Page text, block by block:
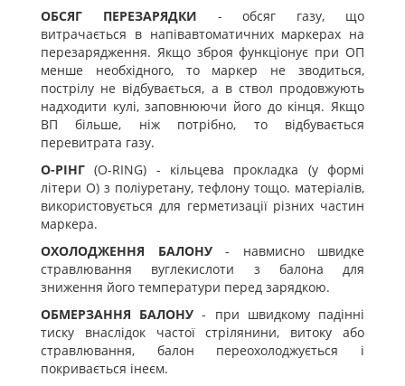
ОБСЯГ ПЕРЕЗАРЯДКИ - обсяг газу, що
витрачається в напівавтоматичних маркерах на
перезарядження. Якщо зброя функціонує при ОП
менше необхідного, то маркер не зводиться,
пострілу не відбувається, а в ствол продовжують
надходити кулі, заповнюючи його до кінця. Якщо
ВП більше, ніж потрібно, то відбувається
перевитрата газу.
О-РІНГ (O-RING) - кільцева прокладка (у формі
літери O) з поліуретану, тефлону тощо. матеріалів,
використовується для герметизації різних частин
маркера.
ОХОЛОДЖЕННЯ БАЛОНУ- навмисно швидке
стравлювання вуглекислоти з балона для
зниження його температури перед зарядкою.
ОБМЕРЗАННЯ БАЛОНУ - при швидкому падінні
тиску внаслідок частої стрілянини, витоку або
стравлювання, балон переохолоджується і
покривається інеєм.